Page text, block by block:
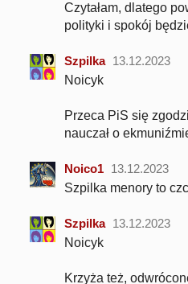
Czytałam, dlatego
polityki i spokój
Szpilka 13.12.2023
Noicyk
Przeca PiS się
nauczał o
Noico1 13.12.2023
Szpilka menory to
Szpilka 13.12.2023
Noicyk
Krzyża też,